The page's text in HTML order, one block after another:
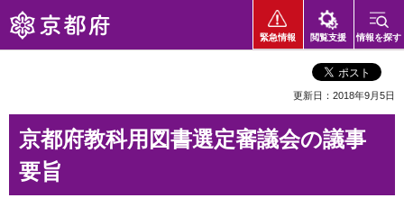
京都府
緊急情報 閲覧支援 情報を探す
更新日：2018年9月5日
京都府教科用図書選定審議会の議事
要旨